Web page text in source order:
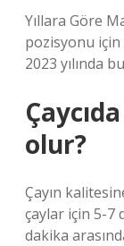
Yıllara Göre
pozisyonu için
2023 yılında
olur?
Çayın
çaylar için 5-7
dakika